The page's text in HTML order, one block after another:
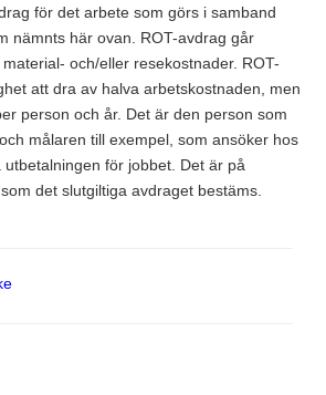
för det arbete som görs i samband
nämnts här ovan. ROT-avdrag går
och/eller resekostnader. ROT-
att dra av halva arbetskostnaden, men
person och år. Det är den person som
målaren till exempel, som ansöker hos
för jobbet. Det är på
det slutgiltiga avdraget bestäms.